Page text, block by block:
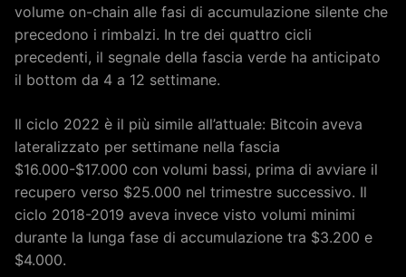
volume on-chain alle fasi di accumulazione silente che
precedono i rimbalzi. In tre dei quattro cicli
precedenti, il segnale della fascia verde ha anticipato
il bottom da 4 a 12 settimane.
Il ciclo 2022 è il più simile all’attuale: Bitcoin aveva
lateralizzato per settimane nella fascia
$16.000-$17.000 con volumi bassi, prima di avviare il
recupero verso $25.000 nel trimestre successivo. Il
ciclo 2018-2019 aveva invece visto volumi minimi
durante la lunga fase di accumulazione tra $3.200 e
$4.000.